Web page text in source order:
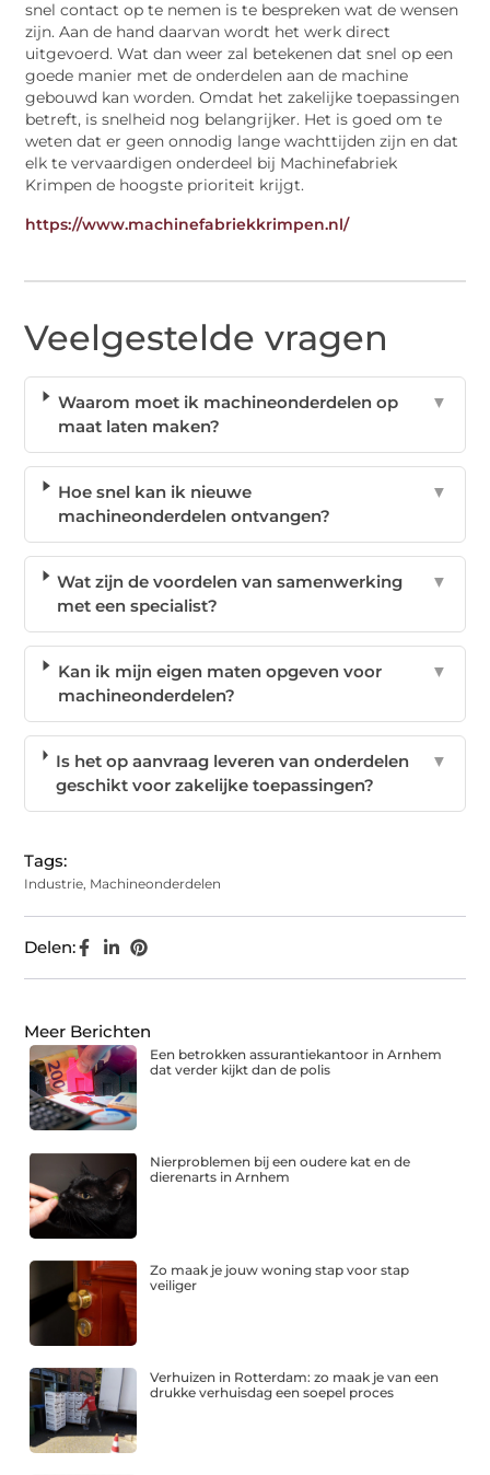
snel contact op te nemen is te bespreken wat de wensen
zijn. Aan de hand daarvan wordt het werk direct
uitgevoerd. Wat dan weer zal betekenen dat snel op een
goede manier met de onderdelen aan de machine
gebouwd kan worden. Omdat het zakelijke toepassingen
betreft, is snelheid nog belangrijker. Het is goed om te
weten dat er geen onnodig lange wachttijden zijn en dat
elk te vervaardigen onderdeel bij Machinefabriek
Krimpen de hoogste prioriteit krijgt.
https://www.machinefabriekkrimpen.nl/
Veelgestelde vragen
Waarom moet ik machineonderdelen op
maat laten maken?
▼
Hoe snel kan ik nieuwe
machineonderdelen ontvangen?
▼
Wat zijn de voordelen van samenwerking
met een specialist?
▼
Kan ik mijn eigen maten opgeven voor
machineonderdelen?
▼
Is het op aanvraag leveren van onderdelen
geschikt voor zakelijke toepassingen?
▼
Tags:
Industrie, Machineonderdelen
Delen:
Meer Berichten
Een betrokken assurantiekantoor in Arnhem
dat verder kijkt dan de polis
Nierproblemen bij een oudere kat en de
dierenarts in Arnhem
Zo maak je jouw woning stap voor stap
veiliger
Verhuizen in Rotterdam: zo maak je van een
drukke verhuisdag een soepel proces